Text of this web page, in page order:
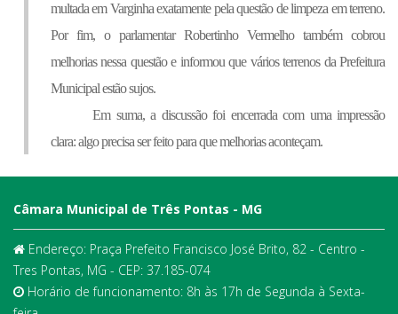
multada em Varginha exatamente pela questão de limpeza em terreno.
Por fim, o parlamentar Robertinho Vermelho também cobrou
melhorias nessa questão e informou que vários terrenos da Prefeitura
Municipal estão sujos.
Em suma, a discussão foi encerrada com uma impressão
clara: algo precisa ser feito para que melhorias aconteçam.
Câmara Municipal de Três Pontas - MG
Endereço: Praça Prefeito Francisco José Brito, 82 - Centro -
Tres Pontas, MG - CEP: 37.185-074
Horário de funcionamento: 8h às 17h de Segunda à Sexta-